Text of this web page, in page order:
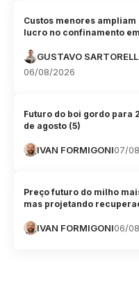
Custos menores
lucro no confinamento
GUSTAVO
06/08/2026
Futuro do boi gordo para
de agosto (5)
IVAN FORMIGONI07/
Preço futuro do milho
mas projetando
IVAN FORMIGONI06/